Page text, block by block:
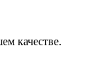
качестве.